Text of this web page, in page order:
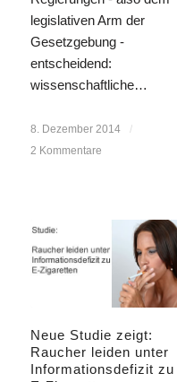
legislativen Arm der
Gesetzgebung -
entscheidend:
wissenschaftliche…
8. Dezember 2014
/
2 Kommentare
Neue Studie zeigt:
Raucher leiden unter
Informationsdefizit zu